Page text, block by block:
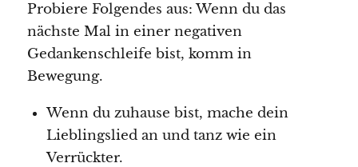
Probiere Folgendes aus: Wenn du das
nächste Mal in einer negativen
Gedankenschleife bist, komm in
Bewegung.
Wenn du zuhause bist, mache dein
Lieblingslied an und tanz wie ein
Verrückter.